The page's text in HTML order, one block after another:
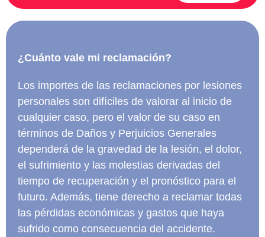
¿Cuánto vale mi reclamación?
Los importes de las reclamaciones por lesiones
personales son difíciles de valorar al inicio de
cualquier caso, pero el valor de su caso en
términos de Daños y Perjuicios Generales
dependerá de la gravedad de la lesión, el dolor,
el sufrimiento y las molestias derivadas del
tiempo de recuperación y el pronóstico para el
futuro. Además, tiene derecho a reclamar todas
las pérdidas económicas y gastos que haya
sufrido como consecuencia del accidente.